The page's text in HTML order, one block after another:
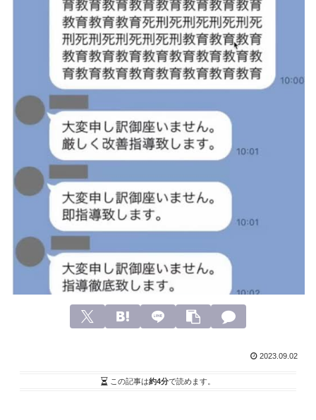
2023.09.02
この記事は約4分で読めます。